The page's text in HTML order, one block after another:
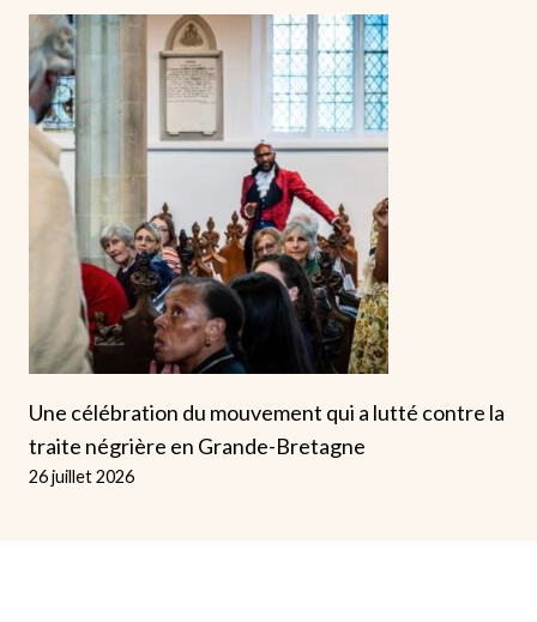
Une célébration du mouvement qui a lutté contre la
traite négrière en Grande-Bretagne
26 juillet 2026